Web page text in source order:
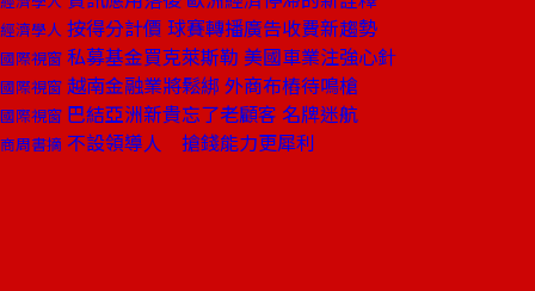
經濟學人 按得分計價 球賽轉播廣告收費新趨勢
國際視窗 私募基金買克萊斯勒 美國車業注強心針
國際視窗 越南金融業將鬆綁 外商布樁待鳴槍
國際視窗 巴結亞洲新貴忘了老顧客 名牌迷航
商周書摘 不設領導人 搶錢能力更犀利